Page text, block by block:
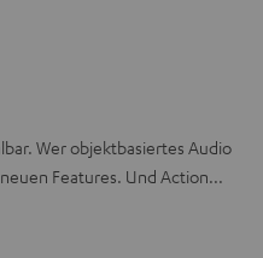
Wer objektbasiertes Audio
Features. Und Action...